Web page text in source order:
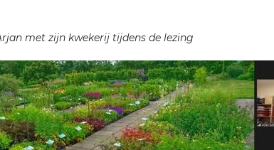
met zijn kwekerij tijdens de lezing